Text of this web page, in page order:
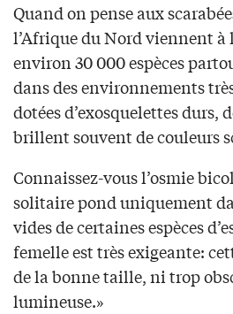
Quand on pense aux
l’Afrique du Nord viennent à
environ 30 000 espèces
dans des environnements
dotées d’exosquelettes durs,
brillent souvent de couleurs
Connaissez-vous l’osmie
solitaire pond uniquement
vides de certaines espèces
femelle est très exigeante:
de la bonne taille, ni trop
lumineuse.»